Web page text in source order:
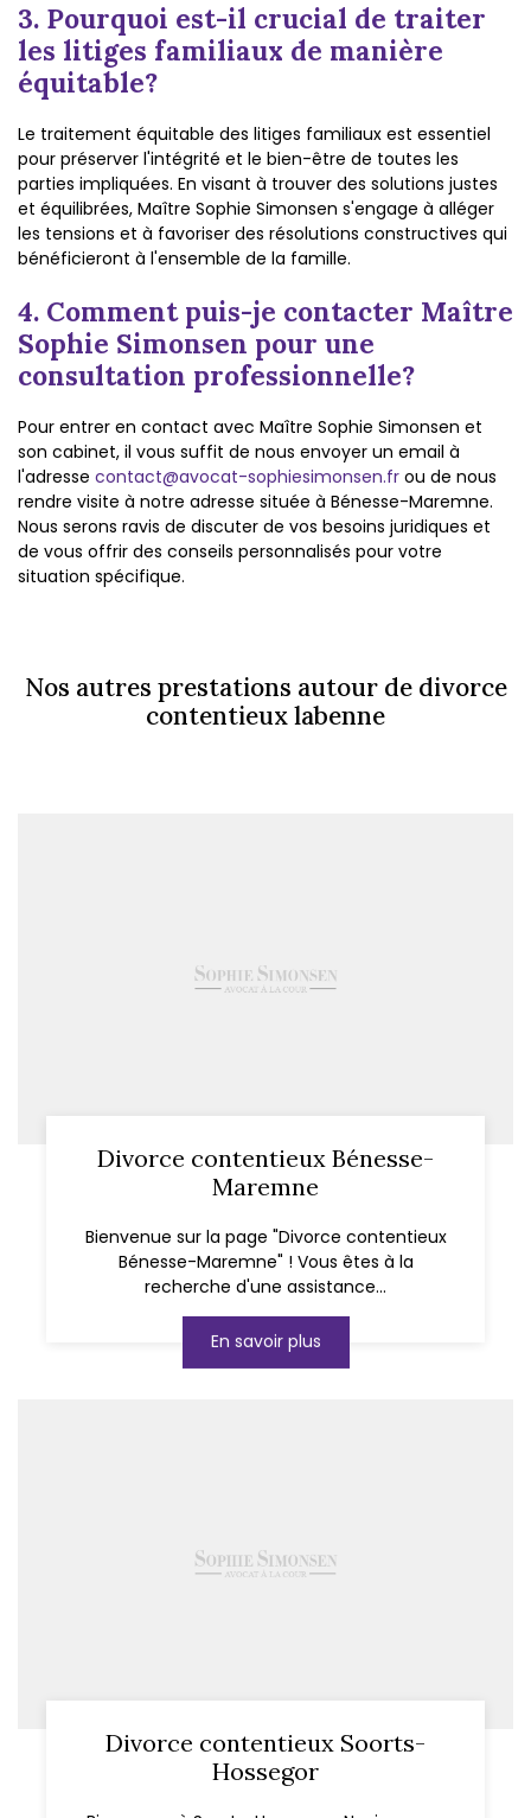
3. Pourquoi est-il crucial de traiter
les litiges familiaux de manière
équitable?
Le traitement équitable des litiges familiaux est essentiel
pour préserver l'intégrité et le bien-être de toutes les
parties impliquées. En visant à trouver des solutions justes
et équilibrées, Maître Sophie Simonsen s'engage à alléger
les tensions et à favoriser des résolutions constructives qui
bénéficieront à l'ensemble de la famille.
4. Comment puis-je contacter Maître
Sophie Simonsen pour une
consultation professionnelle?
Pour entrer en contact avec Maître Sophie Simonsen et
son cabinet, il vous suffit de nous envoyer un email à
l'adresse contact@avocat-sophiesimonsen.fr ou de nous
rendre visite à notre adresse située à Bénesse-Maremne.
Nous serons ravis de discuter de vos besoins juridiques et
de vous offrir des conseils personnalisés pour votre
situation spécifique.
Nos autres prestations autour de divorce
contentieux labenne
Divorce contentieux Bénesse-
Maremne
Bienvenue sur la page "Divorce contentieux
Bénesse-Maremne" ! Vous êtes à la
recherche d'une assistance...
En savoir plus
Divorce contentieux Soorts-
Hossegor